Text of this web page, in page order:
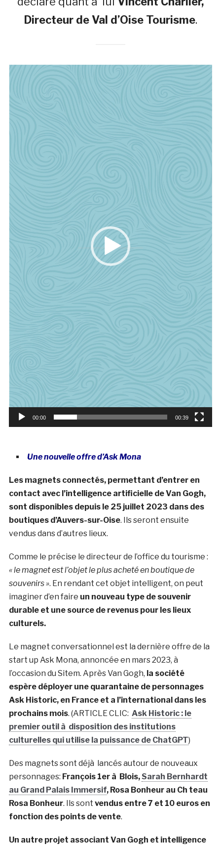
Directeur de Val d’Oise Tourisme.
00:00 00:39
Une nouvelle offre d’Ask Mona
Les magnets connectés, permettant d’entrer en
contact avec l’intelligence artificielle de Van Gogh,
sont disponibles depuis le 25 juillet 2023 dans des
boutiques d’Auvers-sur-Oise. Ils seront ensuite
vendus dans d’autres lieux.
Comme le précise le directeur de l’office du tourisme :
« le magnet est l’objet le plus acheté en boutique de
souvenirs ». En rendant cet objet intelligent, on peut
imaginer d’en faire un nouveau type de souvenir
durable et une source de revenus pour les lieux
culturels.
Le magnet conversationnel est la dernière offre de la
start up Ask Mona, annoncée en mars 2023, à
l’occasion du Sitem. Après Van Gogh, la société
espère déployer une quarantaine de personnages
Ask Historic, en France et a l’international dans les
prochains mois. (ARTICLE CLIC: Ask Historic : le
premier outil à disposition des institutions
culturelles qui utilise la puissance de ChatGPT)
Des magnets sont déjà lancés autour de nouveaux
personnages: François 1er à Blois,Sarah Bernhardt
au Grand Palais Immersif, Rosa Bonheur au Ch teau
Rosa Bonheur. Ils sont vendus entre 7 et 10 euros en
fonction des points de vente.
Un autre projet associant Van Gogh et intelligence